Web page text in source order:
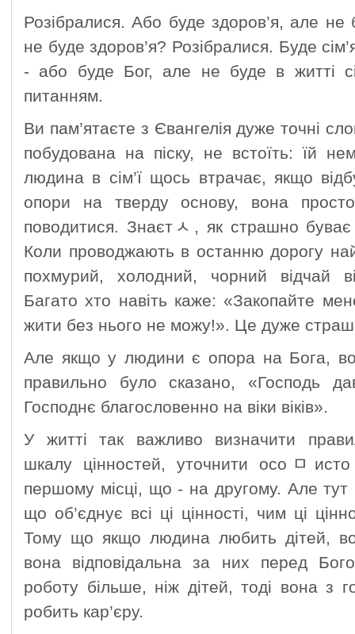
Розібралися. Або буде здоров’я, але не
не буде здоров’я? Розібралися. Буде
- або буде Бог, але не буде в житті
питанням.
Ви пам’ятаєте з Євангелія дуже точні
побудована на піску, не встоїть: їй
людина в сім’ї щось втрачає, якщо
опори на тверду основу, вона
поводитися. Знаєтﾵ, як страшно
Коли проводжають в останню дорогу
похмурий, холодний, чорний відчай
Багато хто навіть каже: «Закопайте
жити без нього не можу!». Це дуже
Але якщо у людини є опора на Бога,
правильно було сказано, «Господь
Господнє благословенно на віки віків».
У житті так важливо визначити
шкалу цінностей, уточнити осоﾱ
першому місці, що - на другому. Але
що об’єднує всі ці цінності, чим ці
Тому що якщо людина любить дітей,
вона відповідальна за них перед
роботу більше, ніж дітей, тоді вона з
робить кар’єру.